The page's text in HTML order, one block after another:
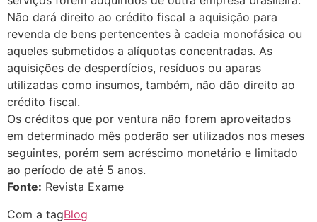
Não dará direito ao crédito fiscal a aquisição para
revenda de bens pertencentes à cadeia monofásica ou
aqueles submetidos a alíquotas concentradas. As
aquisições de desperdícios, resíduos ou aparas
utilizadas como insumos, também, não dão direito ao
crédito fiscal.
Os créditos que por ventura não forem aproveitados
em determinado mês poderão ser utilizados nos meses
seguintes, porém sem acréscimo monetário e limitado
ao período de até 5 anos.
Fonte: Revista Exame
Com a tagBlog